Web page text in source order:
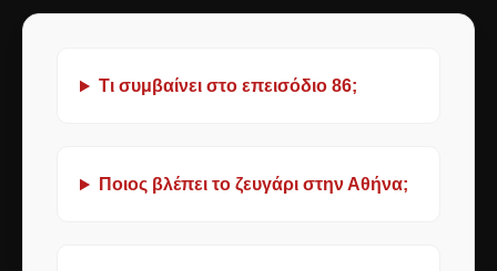
Τι συμβαίνει στο επεισόδιο 86;
Ποιος βλέπει το ζευγάρι στην Αθήνα;